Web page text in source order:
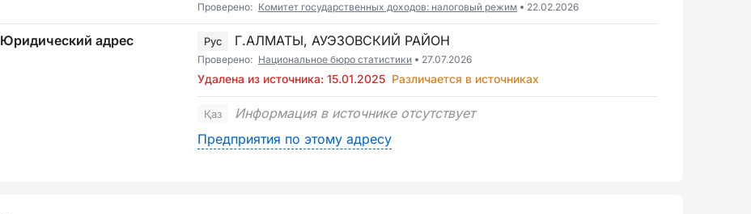
Проверено: Комитет государственных доходов: налоговый режим 22.02.2026
Юридический адрес Рус Г.АЛМАТЫ, АУЭЗОВСКИЙ РАЙОН
Проверено: Национальное бюро статистики 27.07.2026
Удалена из источника: 15.01.2025 Различается в источниках
Қаз
Информация в источнике отсутствует
Предприятия по этому адресу